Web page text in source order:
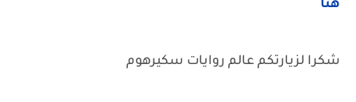
هنا
شكرا لزيارتكم عالم روايات سكيرهوم